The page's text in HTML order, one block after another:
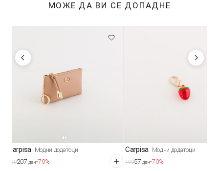
МОЖЕ ДА ВИ СЕ ДОПАДНЕ
Carpisa Модни додатоци
690207 ден-70%
Carpisa Модни додатоци
19057 ден-70%